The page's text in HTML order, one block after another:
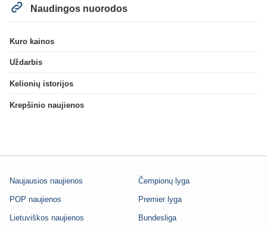
Naudingos nuorodos
Kuro kainos
Uždarbis
Kelionių istorijos
Krepšinio naujienos
Naujausios naujienos
POP naujienos
Lietuviškos naujienos
Čempionų lyga
Premier lyga
Bundesliga